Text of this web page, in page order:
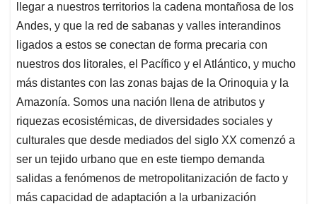
llegar a nuestros territorios la cadena montañosa de los
Andes, y que la red de sabanas y valles interandinos
ligados a estos se conectan de forma precaria con
nuestros dos litorales, el Pacífico y el Atlántico, y mucho
más distantes con las zonas bajas de la Orinoquia y la
Amazonía. Somos una nación llena de atributos y
riquezas ecosistémicas, de diversidades sociales y
culturales que desde mediados del siglo XX comenzó a
ser un tejido urbano que en este tiempo demanda
salidas a fenómenos de metropolitanización de facto y
más capacidad de adaptación a la urbanización